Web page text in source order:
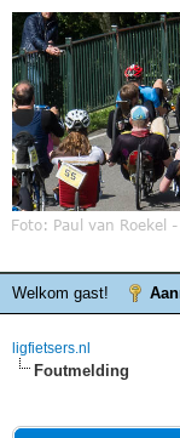
Welkom gast!
ligfietsers.nl
Foutmelding